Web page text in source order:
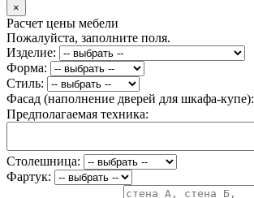
×
Расчет цены мебели
Пожалуйста, заполните поля.
Изделие:
Форма:
Стиль:
Фасад (наполнение дверей для шкафа-купе):
Предполагаемая техника:
Столешница:
Фартук: